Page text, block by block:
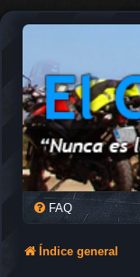
FAQ
Índice general